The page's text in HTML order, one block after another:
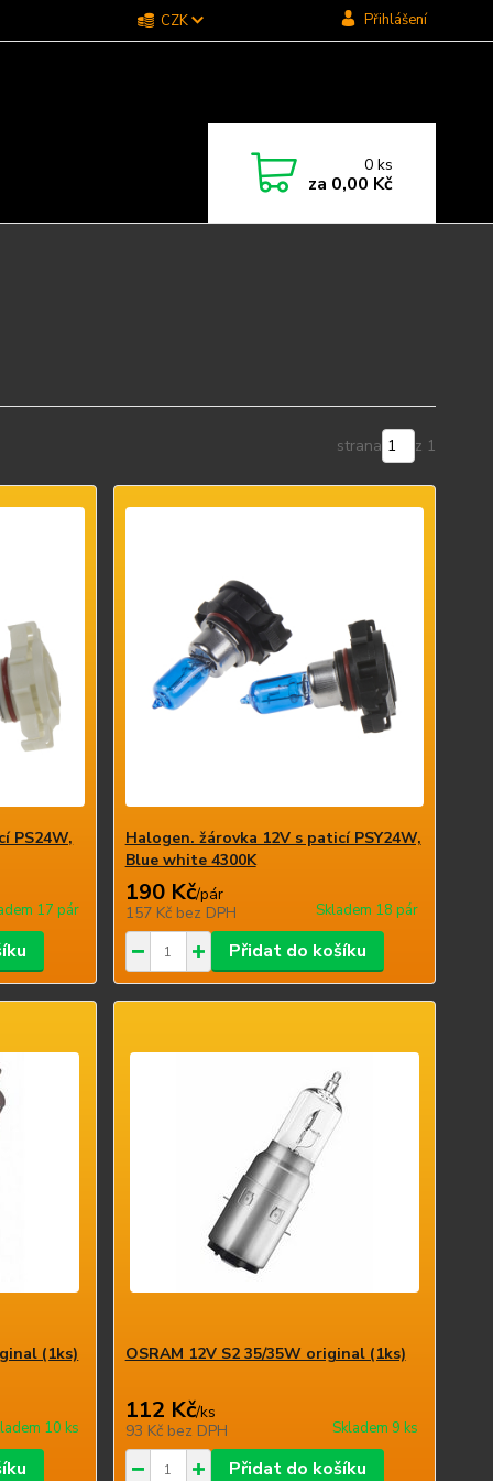
CZK Přihlášení
0ks
za 0,00 Kč
strana z 1
PS24W,
17 pár
Halogen. žárovka 12V s paticí PSY24W,
Blue white 4300K
190 Kč/pár
157 Kč bez DPH Skladem 18 pár
Přidat do košíku
(1ks)
10 ks
OSRAM 12V S2 35/35W original (1ks)
112 Kč/ks
93 Kč bez DPH Skladem 9 ks
Přidat do košíku